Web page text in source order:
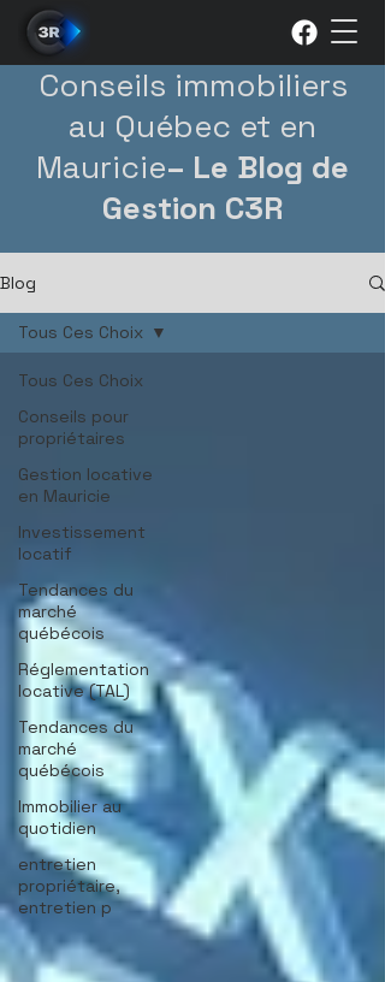
Conseils immobiliers
au Québec et en
Mauricie– Le Blog de
Gestion C3R
Blog
Tous Ces Choix
Conseils pour
propriétaires
Gestion locative
en Mauricie
Investissement
locatif
Tendances du
marché
québécois
Réglementation
locative (TAL)
Tendances du
marché
québécois
Immobilier au
quotidien
entretien
propriétaire,
entretien p
Tous Ces Choix